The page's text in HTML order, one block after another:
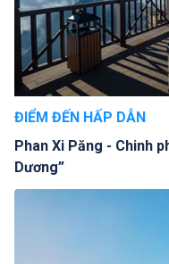
ĐIỂM ĐẾN HẤP DẪN
Phan Xi Păng - Chinh
Dương”